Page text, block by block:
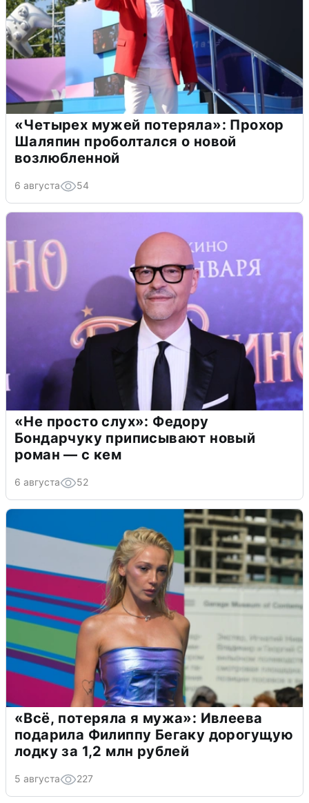
«Четырех мужей потеряла»: Прохор
Шаляпин проболтался о новой
возлюбленной
6 августа 54
«Не просто слух»: Федору
Бондарчуку приписывают новый
роман — с кем
6 августа 52
«Всё, потеряла я мужа»: Ивлеева
подарила Филиппу Бегаку дорогущую
лодку за 1,2 млн рублей
5 августа 227